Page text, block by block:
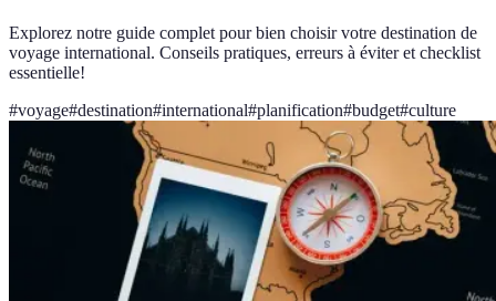
Explorez notre guide complet pour bien choisir votre destination de
voyage international. Conseils pratiques, erreurs à éviter et checklist
essentielle!
#voyage#destination#international#planification#budget#culture